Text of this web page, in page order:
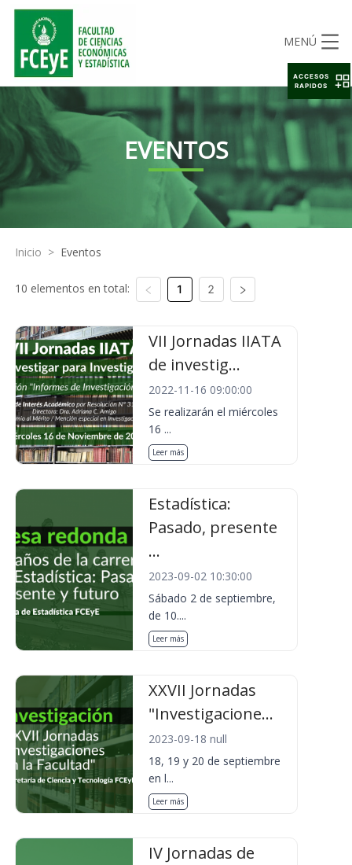
MENÚ
EVENTOS
Inicio > Eventos
10 elementos en total: 1 2
VII Jornadas IIATA
de investig...
2022-11-16 09:00:00
Se realizarán el miércoles
16 ...
Leer más
Estadística:
Pasado, presente
...
2023-09-02 10:30:00
Sábado 2 de septiembre,
de 10....
Leer más
XXVII Jornadas
"Investigacione...
2023-09-18 null
18, 19 y 20 de septiembre
en l...
Leer más
IV Jornadas de
ACCESOS
RAPIDOS